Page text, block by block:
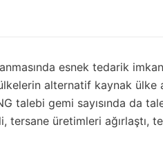
esnek tedarik
alternatif kaynak ülke
talebi gemi sayısında da
tersane üretimleri ağırlaştı,